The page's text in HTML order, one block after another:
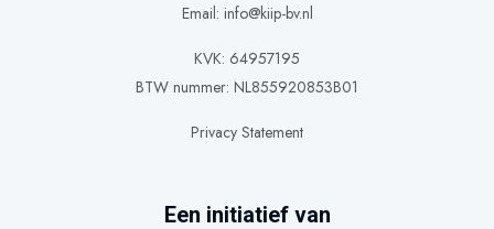
Email: info@kiip-bv.nl
KVK: 64957195
BTW nummer: NL855920853B01
Privacy Statement
Een initiatief van